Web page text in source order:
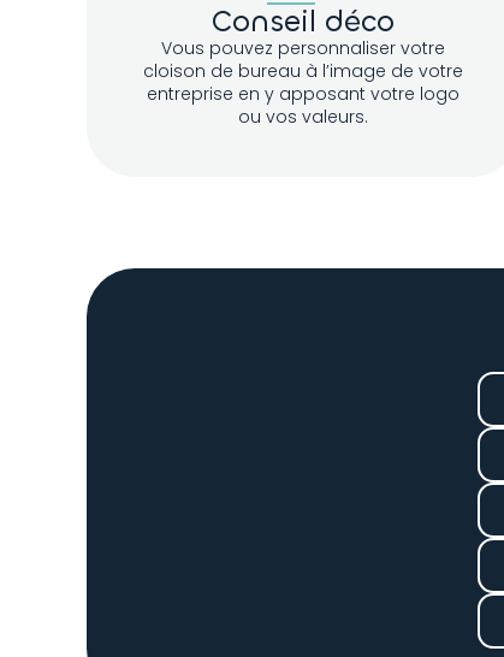
Conseil déco
Vous pouvez personnaliser votre
cloison de bureau à l’image de votre
entreprise en y apposant votre logo
ou vos valeurs.